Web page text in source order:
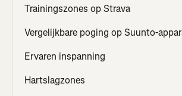
Trainingszones op Strava
Vergelijkbare poging op Suunto-
Ervaren inspanning
Hartslagzones